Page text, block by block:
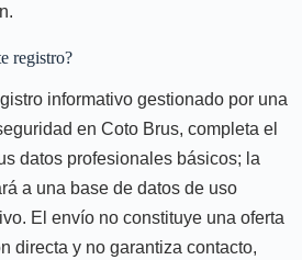
registro?
informativo gestionado por una
en Coto Brus, completa el
datos profesionales básicos; la
a una base de datos de uso
El envío no constituye una oferta
directa y no garantiza contacto,